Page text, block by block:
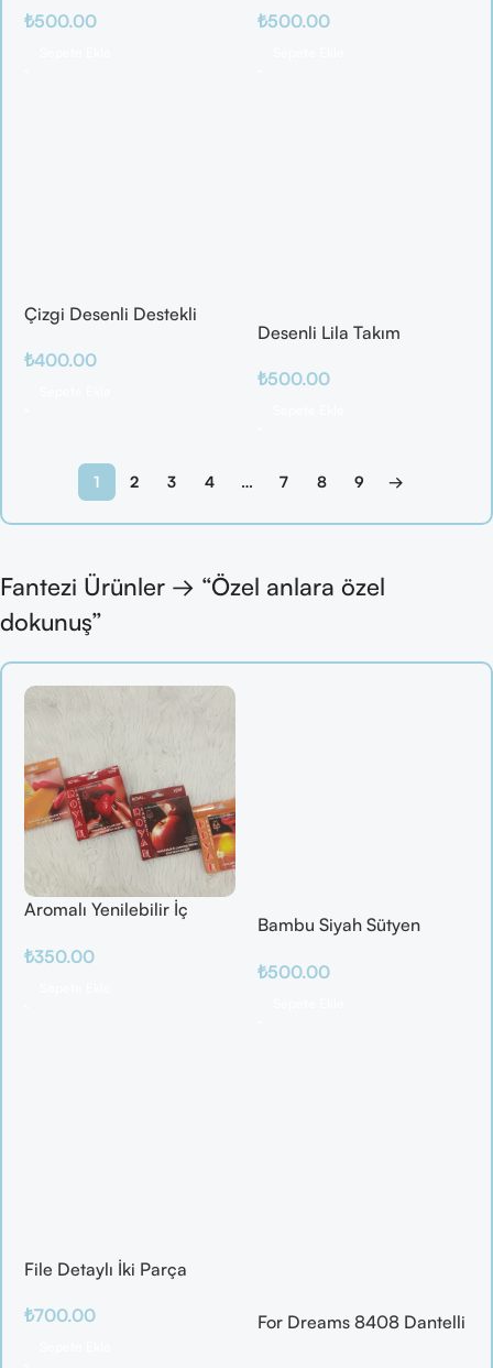
₺500.00
₺500.00
Çizgi Desenli Destekli
₺400.00
Desenli Lila Takım
₺500.00
1 2 3 4 … 7 8 9 →
Fantezi Ürünler → “Özel anlara özel
dokunuş”
Aromalı Yenilebilir İç
/ Elma / Portakal
₺350.00
Bambu Siyah Sütyen
₺500.00
File Detaylı İki Parça
₺700.00
For Dreams 8408 Dantelli